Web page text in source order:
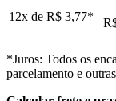
12x de R$ 3,77*
*Juros: Todos os
parcelamento e